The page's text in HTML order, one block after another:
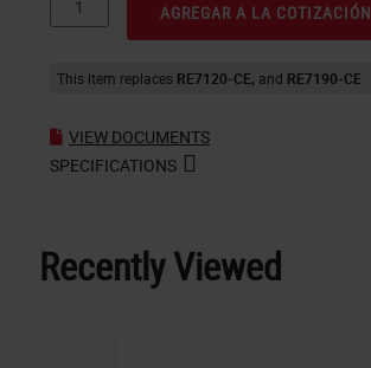
AGREGAR A LA COTIZACIÓN
This item replaces RE7120-CE RE7190-CE
VIEW DOCUMENTS
SPECIFICATIONS
Recently Viewed